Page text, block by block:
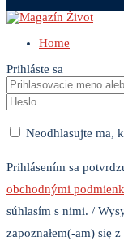
Home
Prihláste sa
Neodhlasujte ma,
Prihlásením sa
obchodnými
súhlasím s nimi. /
zapoznałem(-am) się z